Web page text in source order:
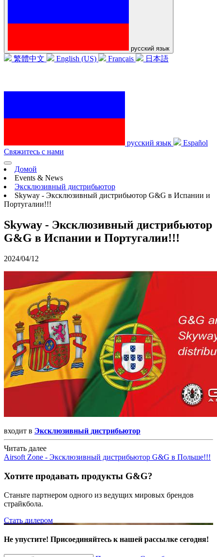
русский язык
繁體中文 English (US) Français 日本語
русский язык
Español
Свяжитесь с нами
Домой
Events & News
Эксклюзивный дистрибьютор
Skyway - Эксклюзивный дистрибьютор G&G в Испании и
Португалии!!!
Skyway - Эксклюзивный дистрибьютор
G&G в Испании и Португалии!!!
2024/04/12
входит в Эксклюзивный дистрибьютор
Читать далее
Airsoft Zone - Эксклюзивный дистрибьютор G&G в Польше!!!
Хотите продавать продукты G&G?
Станьте партнером одного из ведущих мировых брендов
страйкбола.
Стать дилером
Не упустите! Присоединяйтесь к нашей рассылке сегодня!